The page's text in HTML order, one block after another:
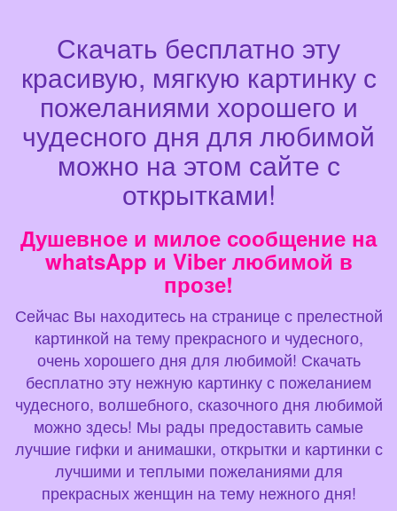
Скачать бесплатно эту
красивую, мягкую картинку с
пожеланиями хорошего и
чудесного дня для любимой
можно на этом сайте с
открытками!
Душевное и милое сообщение на
whatsApp и Viber любимой в
прозе!
Сейчас Вы находитесь на странице с прелестной
картинкой на тему прекрасного и чудесного,
очень хорошего дня для любимой! Скачать
бесплатно эту нежную картинку с пожеланием
чудесного, волшебного, сказочного дня любимой
можно здесь! Мы рады предоставить самые
лучшие гифки и анимашки, открытки и картинки с
лучшими и теплыми пожеланиями для
прекрасных женщин на тему нежного дня!